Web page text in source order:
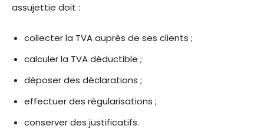
assujettie doit :
collecter la TVA auprès de ses clients ;
calculer la TVA déductible ;
déposer des déclarations ;
effectuer des régularisations ;
conserver des justificatifs.